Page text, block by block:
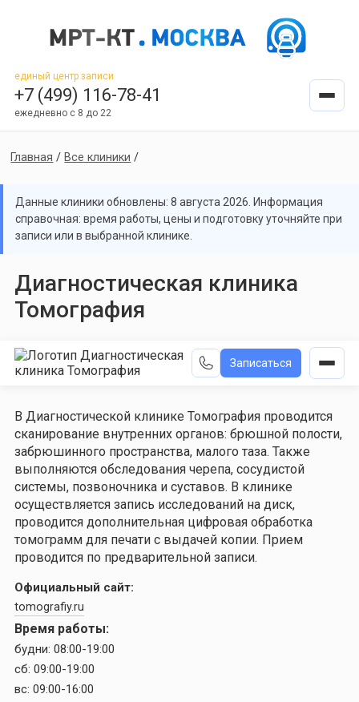
единый центр записи
+7 (499) 116-78-41
ежедневно с 8 до 22
Главная / Все клиники /
Данные клиники обновлены: 8 августа 2026. Информация
справочная: время работы, цены и подготовку уточняйте при
записи или в выбранной клинике.
Диагностическая клиника
Томография
Записаться
В Диагностической клинике Томография проводится
сканирование внутренних органов: брюшной полости,
забрюшинного пространства, малого таза. Также
выполняются обследования черепа, сосудистой
системы, позвоночника и суставов. В клинике
осуществляется запись исследований на диск,
проводится дополнительная цифровая обработка
томограмм для печати с выдачей копии. Прием
проводится по предварительной записи.
Официальный сайт:
tomografiy.ru
Время работы:
будни: 08:00-19:00
сб: 09:00-19:00
вс: 09:00-16:00